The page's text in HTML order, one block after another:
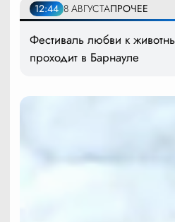
12:44 8 АВГУСТАПРОЧЕЕ
Фестиваль любви к
проходит в Барнауле